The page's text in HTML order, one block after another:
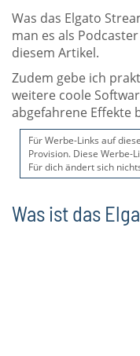
Was das Elgato
man es als
diesem Artikel.
Zudem gebe ich
weitere coole
abgefahrene Effekte
Für Werbe-Links auf
Provision. Diese Werbe-
Für dich ändert sich
Was ist das